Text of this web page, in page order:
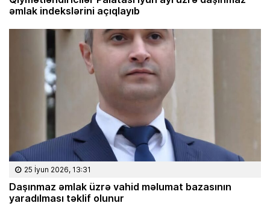
əmlak indekslərini açıqlayıb
25 İyun 2026, 13:31
Daşınmaz əmlak üzrə vahid məlumat bazasının
yaradılması təklif olunur